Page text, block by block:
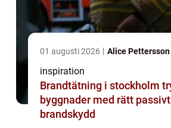
01 augusti 2026 Alice Pettersson
inspiration
Brandtätning i stockholm tryggare
byggnader med rätt passivt
brandskydd